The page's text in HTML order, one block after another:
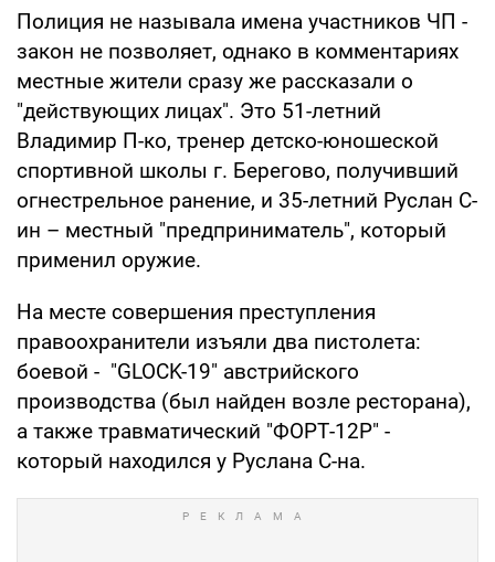
Полиция не называла имена участников ЧП -
закон не позволяет, однако в комментариях
местные жители сразу же рассказали о
"действующих лицах". Это 51-летний
Владимир П-ко, тренер детско-юношеской
спортивной школы г. Берегово, получивший
огнестрельное ранение, и 35-летний Руслан С-
ин – местный "предприниматель", который
применил оружие.
На месте совершения преступления
правоохранители изъяли два пистолета:
боевой - "GLOCK-19" австрийского
производства (был найден возле ресторана),
а также травматический "ФОРТ-12Р" -
который находился у Руслана С-на.